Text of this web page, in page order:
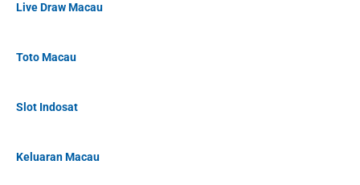
Live Draw Macau
Toto Macau
Slot Indosat
Keluaran Macau